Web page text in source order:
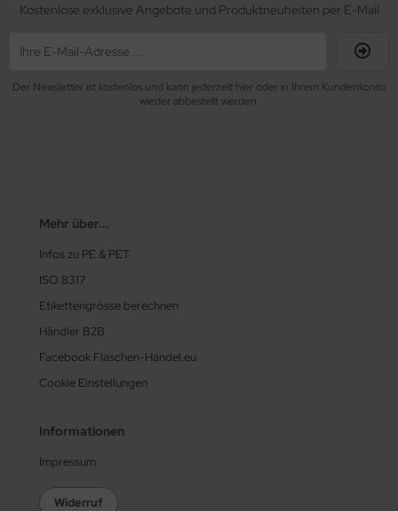
Kostenlose exklusive Angebote und Produktneuheiten per E-Mail
Der Newsletter ist kostenlos und kann jederzeit hier oder in Ihrem Kundenkonto
wieder abbestellt werden.
Mehr über...
Infos zu PE & PET
ISO 8317
Etikettengrösse berechnen
Händler B2B
Facebook Flaschen-Handel.eu
Cookie Einstellungen
Informationen
Impressum
Widerruf